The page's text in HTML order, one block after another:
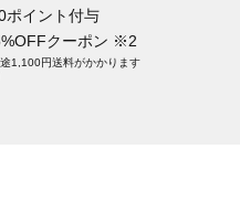
ポイント付与
クーポン ※2
1,100円送料がかかります